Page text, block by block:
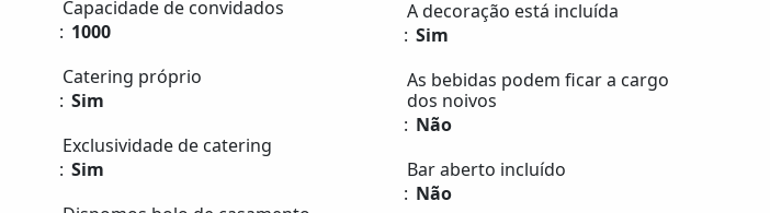
Capacidade de convidados
1000
Catering próprio
Sim
Exclusividade de catering
Sim
A decoração está incluída
Sim
As bebidas podem ficar a cargo
dos noivos
Não
Bar aberto incluído
Não